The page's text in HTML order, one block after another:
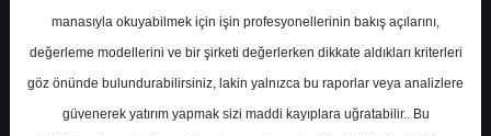
Kurum Sayısı
11
manasıyla okuyabilmek için işin profesyonellerinin bakış açılarını,
değerleme modellerini ve bir şirketi değerlerken dikkate aldıkları kriterleri
göz önünde bulundurabilirsiniz, lakin yalnızca bu raporlar veya analizlere
güvenerek yatırım yapmak sizi maddi kayıplara uğratabilir.. Bu